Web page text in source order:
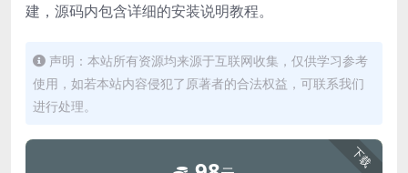
建，源码内包含详细的安装说明教程。
声明：本站所有资源均来源于互联网收集，仅供学习参考
使用，如若本站内容侵犯了原著者的合法权益，可联系我们
进行处理。
下载